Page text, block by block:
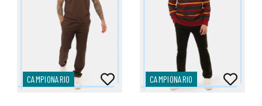
CAMPIONARIO CAMPIONARIO